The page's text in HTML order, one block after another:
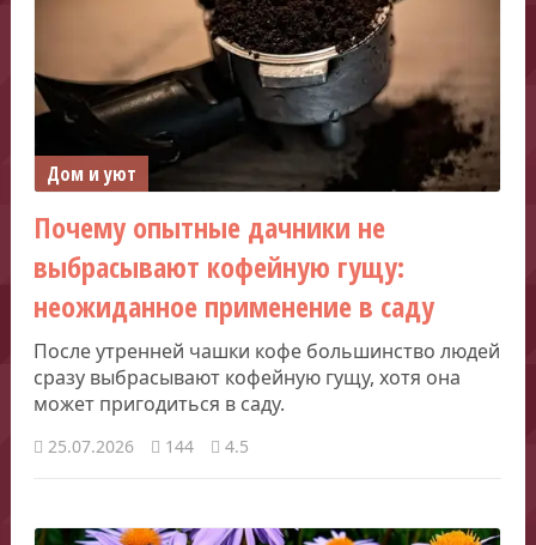
Дом и уют
Почему опытные дачники не
выбрасывают кофейную гущу:
неожиданное применение в саду
После утренней чашки кофе большинство людей
сразу выбрасывают кофейную гущу, хотя она
может пригодиться в саду.
25.07.2026 144 4.5